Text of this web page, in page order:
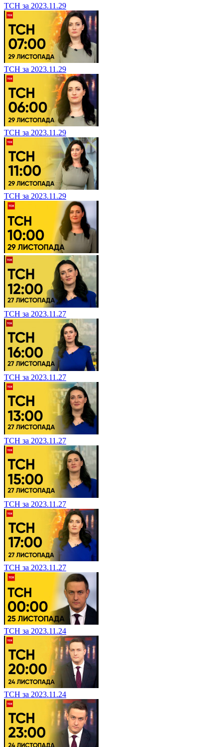
ТСН за 2023.11.29
ТСН за 2023.11.29
ТСН за 2023.11.29
ТСН за 2023.11.29
ТСН за 2023.11.27
ТСН за 2023.11.27
ТСН за 2023.11.27
ТСН за 2023.11.27
ТСН за 2023.11.27
ТСН за 2023.11.24
ТСН за 2023.11.24